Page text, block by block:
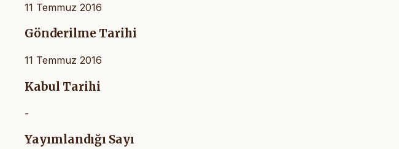
11 Temmuz 2016
Gönderilme Tarihi
11 Temmuz 2016
Kabul Tarihi
-
Yayımlandığı Sayı